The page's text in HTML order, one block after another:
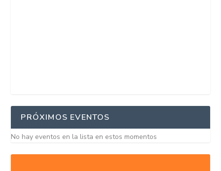
PRÓXIMOS EVENTOS
No hay eventos en la lista en estos momentos